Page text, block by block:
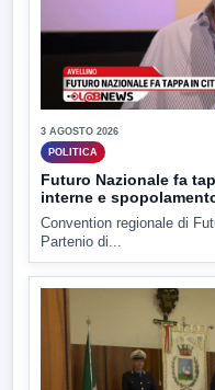
3 AGOSTO 2026
POLITICA
Futuro Nazionale fa
interne e
Convention regionale di
Partenio di...